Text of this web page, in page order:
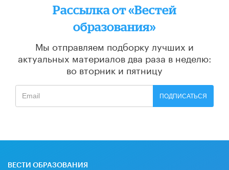
Рассылка от «Вестей
образования»
Мы отправляем подборку лучших и
актуальных материалов два раза в неделю:
во вторник и пятницу
ПОДПИСАТЬСЯ
ВЕСТИ ОБРАЗОВАНИЯ